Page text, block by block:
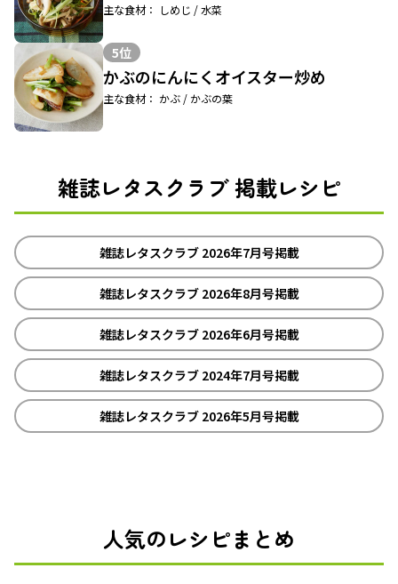
主な食材： しめじ / 水菜
5位
かぶのにんにくオイスター炒め
主な食材： かぶ / かぶの葉
雑誌レタスクラブ 掲載レシピ
雑誌レタスクラブ 2026年7月号掲載
雑誌レタスクラブ 2026年8月号掲載
雑誌レタスクラブ 2026年6月号掲載
雑誌レタスクラブ 2024年7月号掲載
雑誌レタスクラブ 2026年5月号掲載
人気のレシピまとめ